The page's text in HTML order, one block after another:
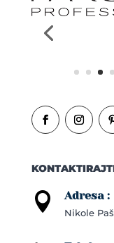
 Adresa :
Nikole